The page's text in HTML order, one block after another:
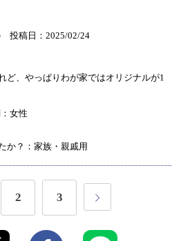
投稿日：2025/02/24
ど、やっぱりわが家ではオリジナルが1
女性
か？：家族・親戚用
2 3